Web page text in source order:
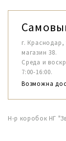
г.
магазин 38.
Среда и
7:00-16:00.
Возможна
Н-р коробок НГ